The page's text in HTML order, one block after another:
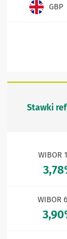
GBP
Stawki
WIBOR
WIBOR